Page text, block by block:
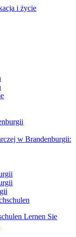
w Brandenburgii:
Lernen Sie